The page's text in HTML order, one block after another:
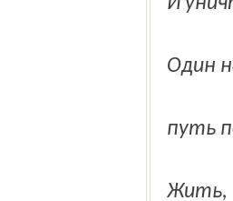
Один
путь
Жить,